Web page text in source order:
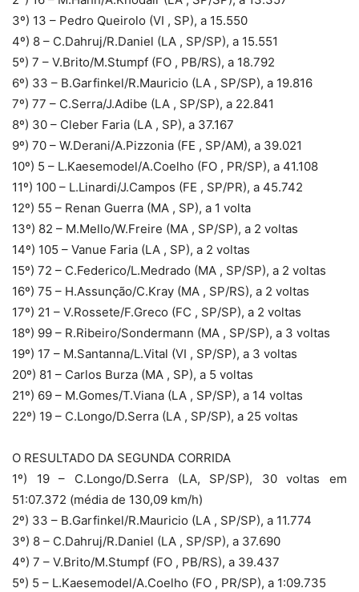
3º) 13 – Pedro Queirolo (VI , SP), a 15.550
4º) 8 – C.Dahruj/R.Daniel (LA , SP/SP), a 15.551
5º) 7 – V.Brito/M.Stumpf (FO , PB/RS), a 18.792
6º) 33 – B.Garfinkel/R.Mauricio (LA , SP/SP), a 19.816
7º) 77 – C.Serra/J.Adibe (LA , SP/SP), a 22.841
8º) 30 – Cleber Faria (LA , SP), a 37.167
9º) 70 – W.Derani/A.Pizzonia (FE , SP/AM), a 39.021
10º) 5 – L.Kaesemodel/A.Coelho (FO , PR/SP), a 41.108
11º) 100 – L.Linardi/J.Campos (FE , SP/PR), a 45.742
12º) 55 – Renan Guerra (MA , SP), a 1 volta
13º) 82 – M.Mello/W.Freire (MA , SP/SP), a 2 voltas
14º) 105 – Vanue Faria (LA , SP), a 2 voltas
15º) 72 – C.Federico/L.Medrado (MA , SP/SP), a 2 voltas
16º) 75 – H.Assunção/C.Kray (MA , SP/RS), a 2 voltas
17º) 21 – V.Rossete/F.Greco (FC , SP/SP), a 2 voltas
18º) 99 – R.Ribeiro/Sondermann (MA , SP/SP), a 3 voltas
19º) 17 – M.Santanna/L.Vital (VI , SP/SP), a 3 voltas
20º) 81 – Carlos Burza (MA , SP), a 5 voltas
21º) 69 – M.Gomes/T.Viana (LA , SP/SP), a 14 voltas
22º) 19 – C.Longo/D.Serra (LA , SP/SP), a 25 voltas
O RESULTADO DA SEGUNDA CORRIDA
1º) 19 – C.Longo/D.Serra (LA, SP/SP), 30 voltas em
51:07.372 (média de 130,09 km/h)
2º) 33 – B.Garfinkel/R.Mauricio (LA , SP/SP), a 11.774
3º) 8 – C.Dahruj/R.Daniel (LA , SP/SP), a 37.690
4º) 7 – V.Brito/M.Stumpf (FO , PB/RS), a 39.437
5º) 5 – L.Kaesemodel/A.Coelho (FO , PR/SP), a 1:09.735